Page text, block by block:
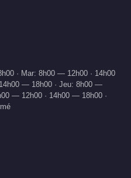
· Mar: 8h00 — 12h00 · 14h00
— 18h00 · Jeu: 8h00 —
— 12h00 · 14h00 — 18h00 ·